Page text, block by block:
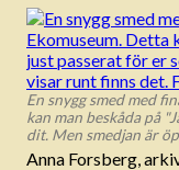
En snygg smed med
kan man beskåda på
dit. Men smedjan är
Anna Forsberg,